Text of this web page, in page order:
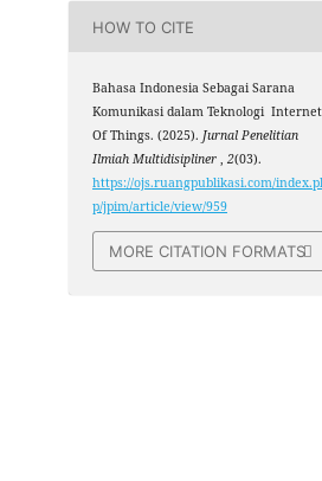
HOW TO CITE
Bahasa Indonesia Sebagai Sarana
Komunikasi dalam Teknologi Internet
Of Things. (2025).Jurnal Penelitian
Ilmiah Multidisipliner,2(03).
https://ojs.ruangpublikasi.com/
p/jpim/article/view/959
MORE CITATION FORMATS